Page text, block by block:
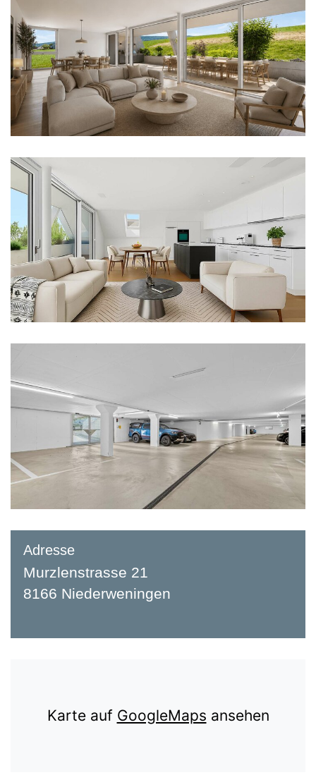
Adresse
Murzlenstrasse 21
8166 Niederweningen
Karte auf GoogleMaps ansehen